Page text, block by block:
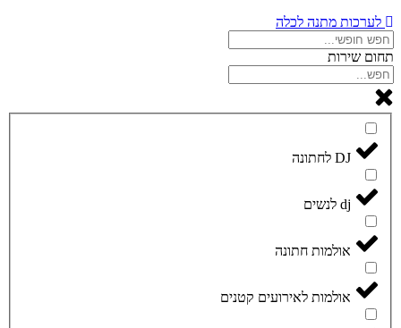
לערכות מתנה לכלה
תחום שירות
DJ לחתונה
dj לנשים
אולמות חתונה
אולמות לאירועים קטנים